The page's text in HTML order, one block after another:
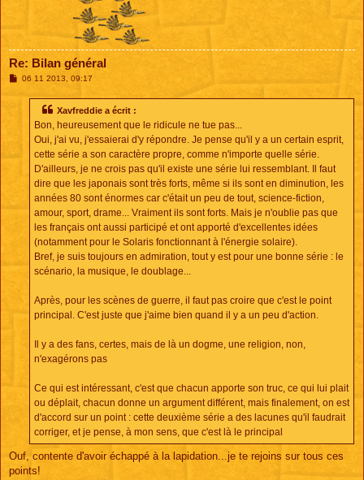
Re: Bilan général
M06 11 2013, 09:17
Xavfreddie a écrit :
Bon, heureusement que le ridicule ne tue pas...
Oui, j'ai vu, j'essaierai d'y répondre. Je pense qu'il y a un certain esprit,
cette série a son caractère propre, comme n'importe quelle série.
D'ailleurs, je ne crois pas qu'il existe une série lui ressemblant. Il faut
dire que les japonais sont très forts, même si ils sont en diminution, les
années 80 sont énormes car c'était un peu de tout, science-fiction,
amour, sport, drame... Vraiment ils sont forts. Mais je n'oublie pas que
les français ont aussi participé et ont apporté d'excellentes idées
(notamment pour le Solaris fonctionnant à l'énergie solaire).
Bref, je suis toujours en admiration, tout y est pour une bonne série : le
scénario, la musique, le doublage...
Après, pour les scènes de guerre, il faut pas croire que c'est le point
principal. C'est juste que j'aime bien quand il y a un peu d'action.
Il y a des fans, certes, mais de là un dogme, une religion, non,
n'exagérons pas
Ce qui est intéressant, c'est que chacun apporte son truc, ce qui lui plait
ou déplait, chacun donne un argument différent, mais finalement, on est
d'accord sur un point : cette deuxième série a des lacunes qu'il faudrait
corriger, et je pense, à mon sens, que c'est là le principal
Ouf, contente d'avoir échappé à la lapidation...je te rejoins sur tous ces
points!